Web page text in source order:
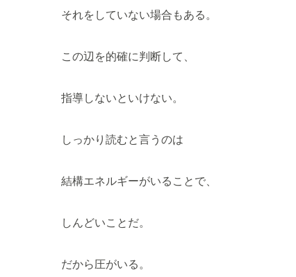
それをしていない場合もある。
この辺を的確に判断して、
指導しないといけない。
しっかり読むと言うのは
結構エネルギーがいることで、
しんどいことだ。
だから圧がいる。